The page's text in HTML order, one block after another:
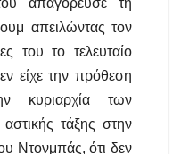
απαγόρευσε τη
απειλώντας τον
του το τελευταίο
είχε την πρόθεση
κυριαρχία των
τάξης στην
Ντονμπάς, ότι δεν